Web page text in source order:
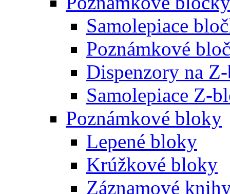
Samolepiace
Poznámkové
Dispenzory na
Samolepiace Z-
Poznámkové bloky
Lepené bloky
Krúžkové bloky
Záznamové